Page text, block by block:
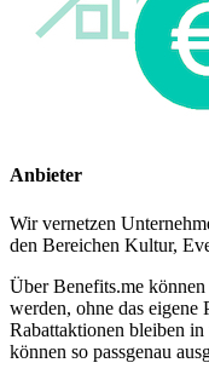
Anbieter
Wir vernetzen
den Bereichen Kultur,
Über Benefits.me
werden, ohne das
Rabattaktionen bleiben in
können so passgenau